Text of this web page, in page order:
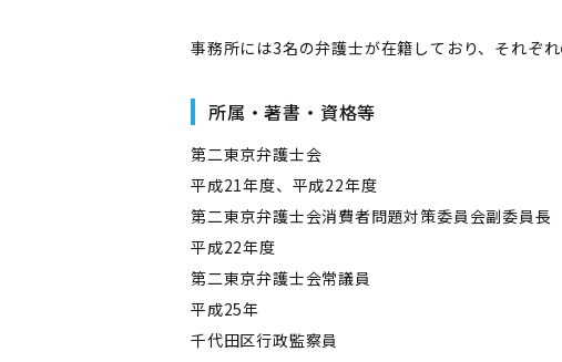
事務所には3名の弁護士が在籍しており、それぞ
所属・著書・資格等
第二東京弁護士会
平成21年度、平成22年度
第二東京弁護士会消費者問題対策委員会副委員長
平成22年度
第二東京弁護士会常議員
平成25年
千代田区行政監察員